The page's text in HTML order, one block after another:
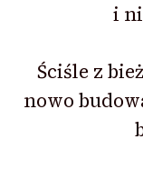
i
Ściśle z
nowo